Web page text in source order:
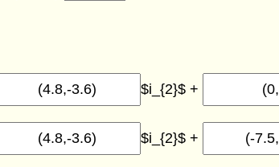
$i_{2}$ +
$i_{2}$ +